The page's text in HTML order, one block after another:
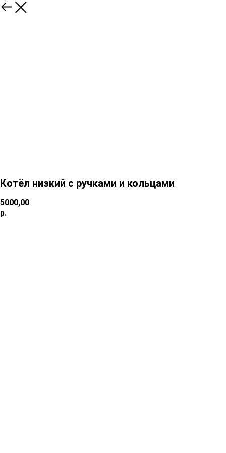
Котёл низкий с ручками и кольцами
5000,00
р.